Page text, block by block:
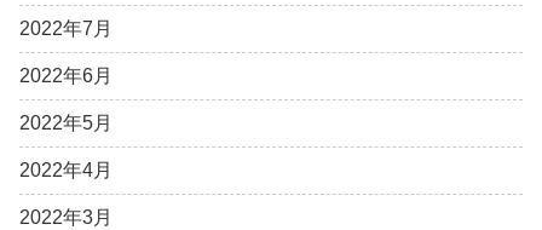
2022年7月
2022年6月
2022年5月
2022年4月
2022年3月